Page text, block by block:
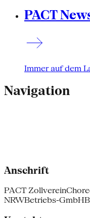
PACT
Immer auf dem
Navigation
Anschrift
PACT Zollverein
NRWBetriebs-GmbH